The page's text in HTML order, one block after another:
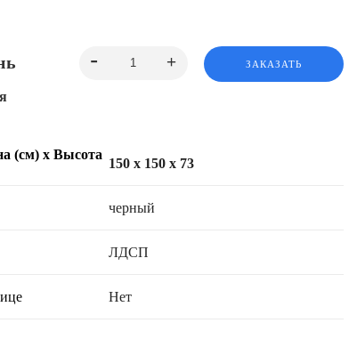
ЗАКАЗАТЬ
(см) х Высота
150 x 150 x 73
черный
ЛДСП
Нет